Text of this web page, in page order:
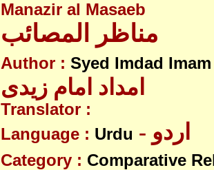
Manazir al Masaeb
مناظر المصائب
Author : Syed Imdad
امداد امام زیدی
Translator :
Language : Urdu - اردو
Category : Comparative